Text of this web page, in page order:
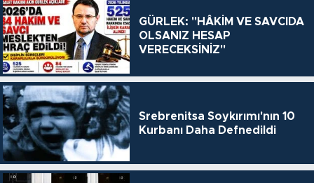
GÜRLEK: "HÂKİM VE SAVCIDA
OLSANIZ HESAP
VERECEKSİNİZ"
Srebrenitsa Soykırımı'nın 10
Kurbanı Daha Defnedildi